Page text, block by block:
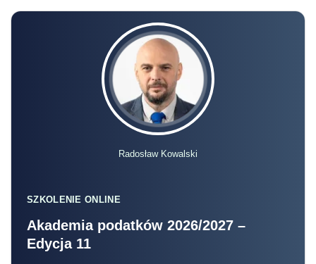
Radosław Kowalski
SZKOLENIE ONLINE
Akademia podatków 2026/2027 –
Edycja 11